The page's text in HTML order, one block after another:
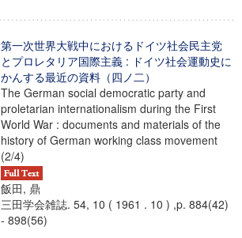
第一次世界大戦中におけるドイツ社会民主党
とプロレタリア国際主義 : ドイツ社会運動史に
かんする最近の資料（四ノ二）
The German social democratic party and
proletarian internationalism during the First
World War : documents and materials of the
history of German working class movement
(2/4)
飯田, 鼎
三田学会雑誌. 54, 10 ( 1961 . 10 ) ,p. 884(42)
- 898(56)